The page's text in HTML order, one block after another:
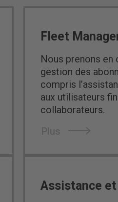
Fleet
Nous prenons en
gestion des
compris
aux utilisateurs
collaborateurs.
Assistance